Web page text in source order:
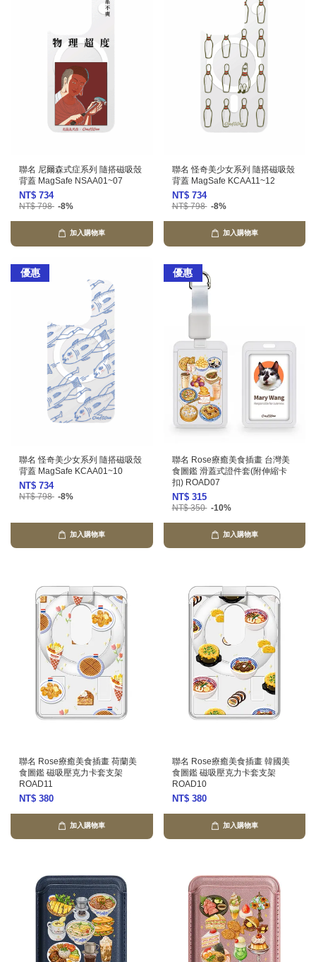
聯名 尼爾森式症系列 隨搭磁吸殼
背蓋 MagSafe NSAA01~07
NT$ 734
NT$ 798 -8%
加入購物車
聯名 怪奇美少女系列 隨搭磁吸殼
背蓋 MagSafe KCAA11~12
NT$ 734
NT$ 798 -8%
加入購物車
優惠
聯名 怪奇美少女系列 隨搭磁吸殼
背蓋 MagSafe KCAA01~10
NT$ 734
NT$ 798 -8%
加入購物車
優惠
聯名 Rose療癒美食插畫 台灣美
食圖鑑 滑蓋式證件套(附伸縮卡
扣) ROAD07
NT$ 315
NT$ 350 -10%
加入購物車
聯名 Rose療癒美食插畫 荷蘭美
食圖鑑 磁吸壓克力卡套支架
ROAD11
NT$ 380
加入購物車
聯名 Rose療癒美食插畫 韓國美
食圖鑑 磁吸壓克力卡套支架
ROAD10
NT$ 380
加入購物車